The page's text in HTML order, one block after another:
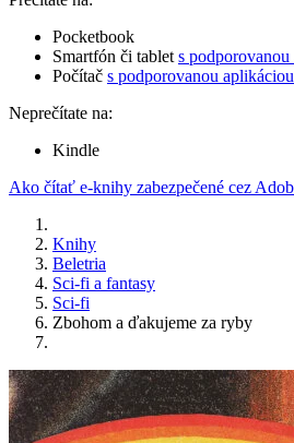
Pocketbook
Smartfón či tablet s
Počítač s podporovanou aplikáciou
Neprečítate na:
Kindle
Ako čítať e-knihy zabezpečené cez
Knihy
Beletria
Sci-fi a fantasy
Sci-fi
Zbohom a ďakujeme za ryby